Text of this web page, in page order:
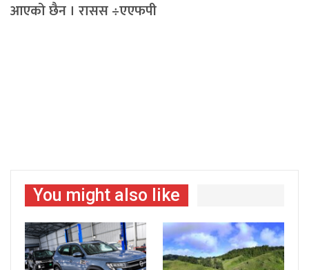
आएको छैन । रासस ÷एएफपी
You might also like